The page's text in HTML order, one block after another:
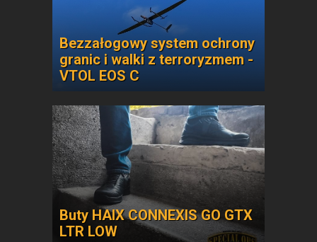
Bezzałogowy system ochrony
granic i walki z terroryzmem -
VTOL EOS C
Buty HAIX CONNEXIS GO GTX
LTR LOW